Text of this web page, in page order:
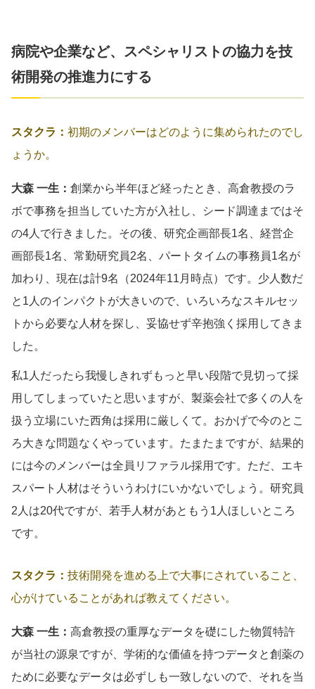
病院や企業など、スペシャリストの協力を技
術開発の推進力にする
スタクラ： 初期のメンバーはどのように集められたのでし
ょうか。
大森 一生： 創業から半年ほど経ったとき、高倉教授のラ
ボで事務を担当していた方が入社し、シード調達まではそ
の4人で行きました。その後、研究企画部長1名、経営企
画部長1名、常勤研究員2名、パートタイムの事務員1名が
加わり、現在は計9名（2024年11月時点）です。少人数だ
と1人のインパクトが大きいので、いろいろなスキルセッ
トから必要な人材を探し、妥協せず辛抱強く採用してきま
した。
私1人だったら我慢しきれずもっと早い段階で見切って採
用してしまっていたと思いますが、製薬会社で多くの人を
扱う立場にいた西角は採用に厳しくて。おかげで今のとこ
ろ大きな問題なくやっています。たまたまですが、結果的
には今のメンバーは全員リファラル採用です。ただ、エキ
スパート人材はそういうわけにいかないでしょう。研究員
2人は20代ですが、若手人材があともう1人ほしいところ
です。
スタクラ： 技術開発を進める上で大事にされていること、
心がけていることがあれば教えてください。
大森 一生： 高倉教授の重厚なデータを礎にした物質特許
が当社の源泉ですが、学術的な価値を持つデータと創薬の
ために必要なデータは必ずしも一致しないので、それを当